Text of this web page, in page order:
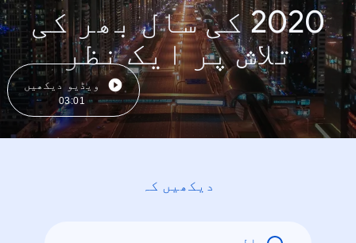
2020 کی سال بھر کی
تلاش پر ایک نظر
ویڈیو دیکھیں
03:01
دیکھیں کہ